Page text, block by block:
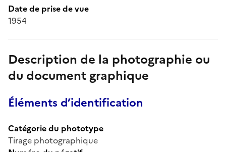
Date de prise de vue
1954
Description de la photographie ou
du document graphique
Éléments d’identification
Catégorie du phototype
Tirage photographique